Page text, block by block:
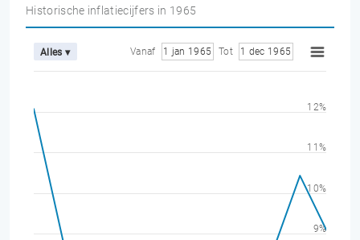
Historische inflatiecijfers in 1965
Alles ▾ Vanaf 1 jan 1965 Tot 1 dec 1965
9%
10%
11%
12%